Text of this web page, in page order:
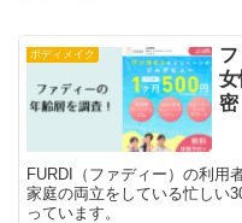
ボディメイク
女
密
FURDI（ファディー）の利用
家庭の両立をしている忙しい
っています。